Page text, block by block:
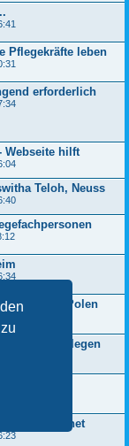
Pflegekräfte leben
erforderlich
Webseite hilft
Teloh, Neuss
aus Polen
zu hinterlegen
ungeeignet